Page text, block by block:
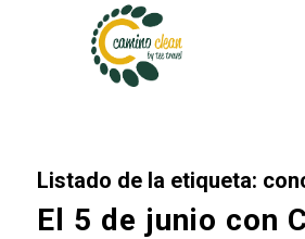
Listado de la etiqueta:
El 5 de junio con